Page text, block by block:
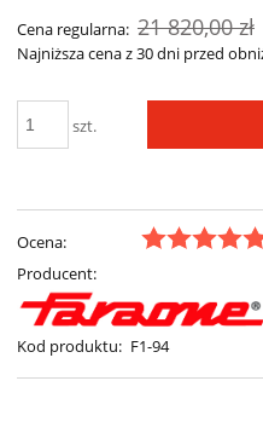
Cena regularna: 21 820,00 zł
Najniższa cena z 30 dni przed
szt.
Ocena:
Producent:
Kod produktu: F1-94